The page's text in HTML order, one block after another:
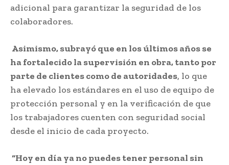
adicional para garantizar la seguridad de los
colaboradores.
Asimismo, subrayó que en los últimos años se
ha fortalecido la supervisión en obra, tanto por
parte de clientes como de autoridades, lo que
ha elevado los estándares en el uso de equipo de
protección personal y en la verificación de que
los trabajadores cuenten con seguridad social
desde el inicio de cada proyecto.
“Hoy en día ya no puedes tener personal sin